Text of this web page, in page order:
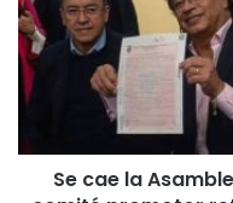
Se cae la